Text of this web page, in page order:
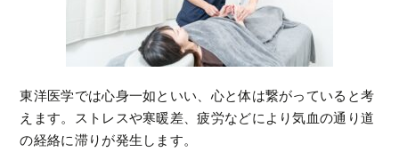
東洋医学では心身一如といい、心と体は繋がっていると考
えます。ストレスや寒暖差、疲労などにより気血の通り道
の経絡に滞りが発生します。